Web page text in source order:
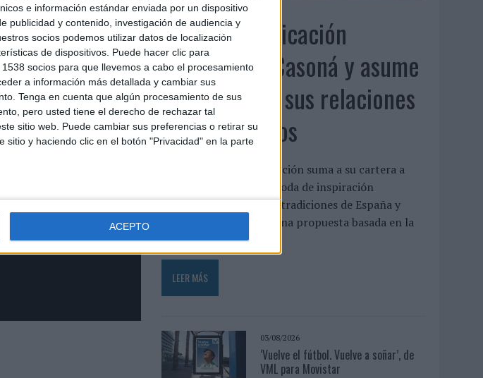
e información estándar enviada por un dispositivo
publicidad y contenido, investigación de audiencia y
socios podemos utilizar datos de localización
de dispositivos. Puede hacer clic para
socios para que llevemos a cabo el procesamiento
a información más detallada y cambiar sus
Tenga en cuenta que algún procesamiento de sus
pero usted tiene el derecho de rechazar tal
sitio web. Puede cambiar sus preferencias o retirar su
y haciendo clic en el botón "Privacidad" en la parte
ACEPTO
05/08/2026
Fabra Comunicación
incorpora a Casoná y asume
la gestión de sus relaciones
con los medios
La agencia de comunicación suma a su cartera a
Casoná, una firma de moda de inspiración
resortwear que une las tradiciones de España y
Venezuela a través de una propuesta basada en la
artesanía, el...
LEER MÁS
03/08/2026
‘Vuelve el fútbol. Vuelve a soñar’, de
VML para Movistar